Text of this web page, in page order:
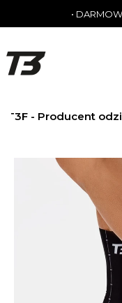
•
T3F - Producent